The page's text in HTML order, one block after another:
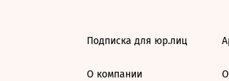
Подписка для юр.лиц
О компании